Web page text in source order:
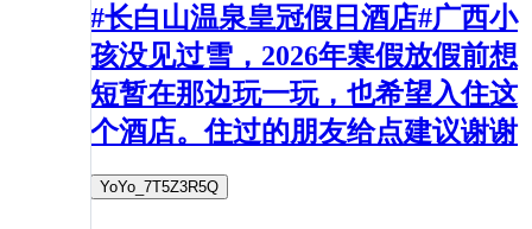
#长白山温泉皇冠假日酒店#广西小
孩没见过雪，2026年寒假放假前想
短暂在那边玩一玩，也希望入住这
个酒店。住过的朋友给点建议谢谢
YoYo_7T5Z3R5Q